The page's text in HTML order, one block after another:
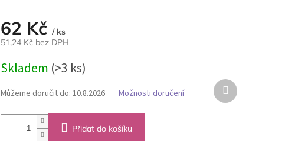
62 Kč / ks
51,24 Kč bez DPH
cena:
Skladem (>3 ks)
Můžeme doručit do: 10.8.2026 Možnosti doručení
Přidat do košíku
Další
produkt